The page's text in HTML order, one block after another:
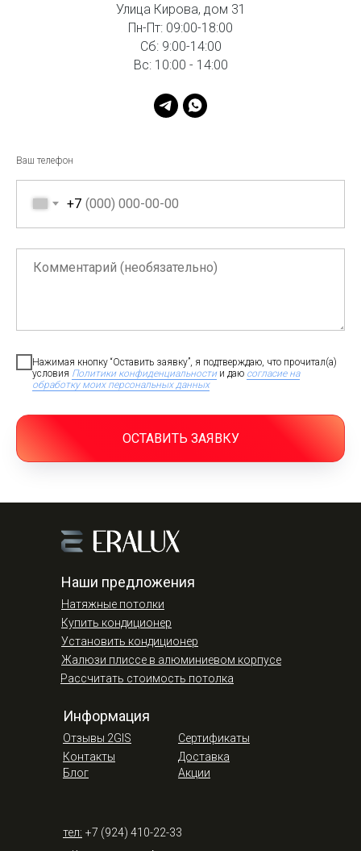
Улица Кирова, дом 31
Пн-Пт: 09:00-18:00
Сб: 9:00-14:00
Вс: 10:00 - 14:00
Ваш телефон
+7
Нажимая кнопку “Оставить заявку”, я подтверждаю, что прочитал(а)
условия Политики конфиденциальности и даю согласие на
обработку моих персональных данных
ОСТАВИТЬ ЗАЯВКУ
Установить кондиционер
Натяжные потолки
Купить кондиционер
Жалюзи плиссе в алюминиевом корпусе
Наши предложения
Информация
Отзывы 2GIS
Контакты
Блог
Сертификаты
Доставка
Акции
тел: +7 (924) 410-22-33
Рассчитать стоимость потолка